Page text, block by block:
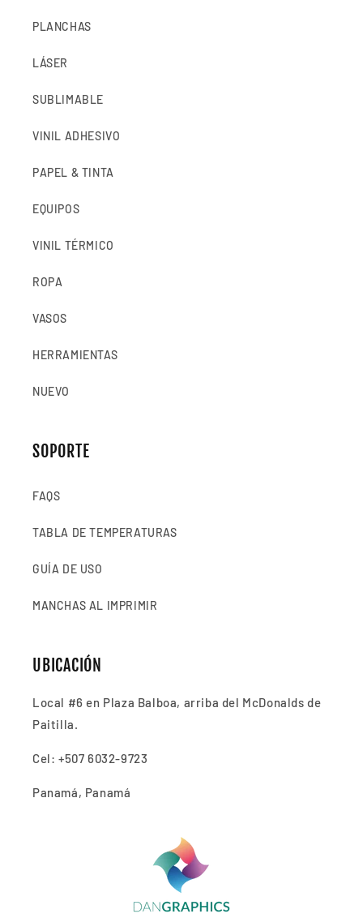
PLANCHAS
LÁSER
SUBLIMABLE
VINIL ADHESIVO
PAPEL & TINTA
EQUIPOS
VINIL TÉRMICO
ROPA
VASOS
HERRAMIENTAS
NUEVO
SOPORTE
FAQS
TABLA DE TEMPERATURAS
GUÍA DE USO
MANCHAS AL IMPRIMIR
UBICACIÓN
Local #6 en Plaza Balboa, arriba del McDonalds de
Paitilla.
Cel: +507 6032-9723
Panamá, Panamá